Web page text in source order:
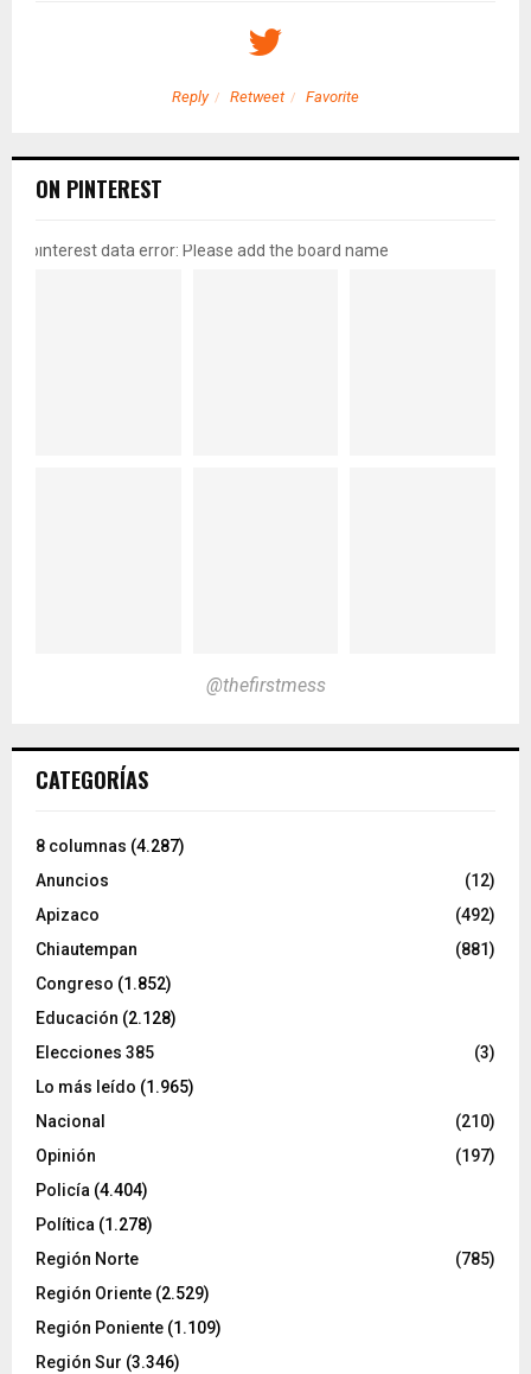
Reply Retweet Favorite
ON PINTEREST
pinterest data error: Please add the board name
@thefirstmess
CATEGORÍAS
8 columnas (4.287)
Anuncios
(12)
Apizaco
(492)
Chiautempan
(881)
Congreso (1.852)
Educación (2.128)
Elecciones 385
(3)
Lo más leído (1.965)
Nacional
(210)
Opinión
(197)
Policía (4.404)
Política (1.278)
Región Norte
(785)
Región Oriente (2.529)
Región Poniente (1.109)
Región Sur (3.346)